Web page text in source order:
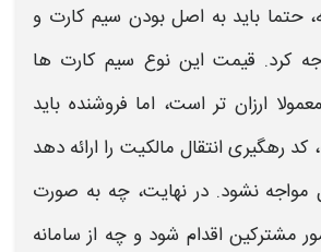
حتما باید به اصل بودن سیم کارت و
کرد. قیمتاین نوع سیم کارت ها
ارزان تر است، اما فروشنده باید
، کد رهگیری انتقال مالکیت را ارائه دهد
مواجه نشود. در نهایت، چه به صورت
مشترکین اقدام شود و چه از سامانه